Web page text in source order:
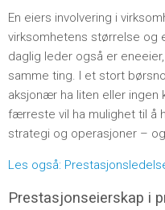
En eiers involvering i
virksomhetens størrelse og
daglig leder også er
samme ting. I et stort
aksjonær ha liten eller ingen
færreste vil ha mulighet til å
strategi og operasjoner –
Les også:
Prestasjonseierskap i